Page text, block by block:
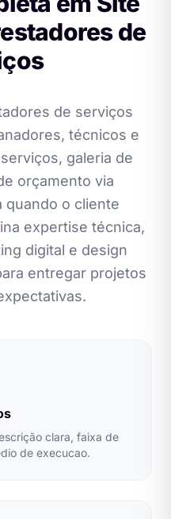
de
de serviços
técnicos e
galeria de
orçamento via
quando o cliente
expertise técnica,
digital e design
entregar projetos
clara, faixa de
de execucao.